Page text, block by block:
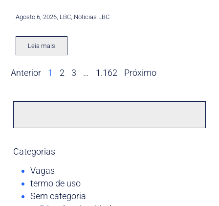
Agosto 6, 2026 LBC Noticias LBC
Leia mais
Anterior 1 2 3 … 1.162 Próximo
Categorias
Vagas
termo de uso
Sem categoria